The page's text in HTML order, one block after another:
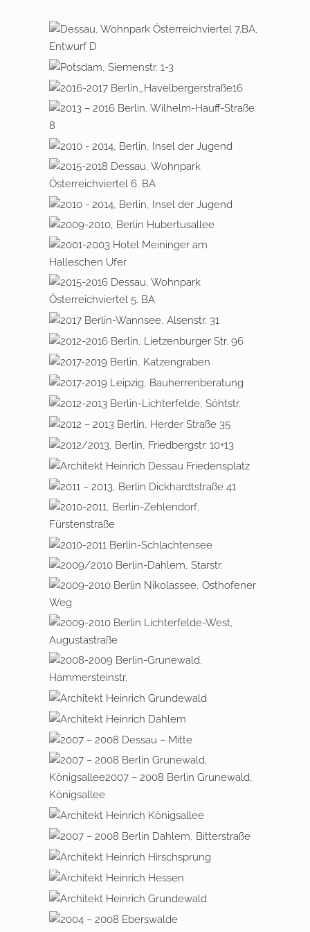
VERSORGUNGS­ZENTRUMS
2015-2018 DESSAU, WOHNPARK
ÖSTERREICHVIERTEL 7. BA
2020 – 2022 POTSDAM,
SIEMENSTRASSE 1 – 3
2016 – 2017 HAVELBERGER
STRASSE 16 / 16A
2013 – 2016 BERLIN, WILHELM-
2010 – 2014 BERLIN, INSEL DER
JUGEND
2015 – 2018 DESSAU,
WOHNPARK
ÖSTERREICHVIERTEL 6. BA
2009 – 2016 BERLIN,
SPORTHOTEL OLYMPIAPARK
2010 – 2011 BERLIN
HUBERTUSALLEE, WOHN-/
GESCHÄFTSHAUS
2001 – 2003 BERLIN
MEININGER
2015-2016 DESSAU, WOHNPARK
ÖSTERREICHVIERTEL 5. BA
2017 BERLIN-WANNSEE,
ALSENSTRASSE 31
2012 – 2016 BERLIN,
LIETZENBURGER STRASSE 96, 1
0719 BERLIN – C
HARLOTTENBURG
2017 – 2019 BERLIN,
KATZENGRABEN
2017 – 2018 LEIPZIG,
BAUHERRENBERATUNG
2012 – 2013, BERLIN-
LICHTERFELDE, SÖHTSTRASSE
2012 – 2013 BERLIN, HERDER
STRASSE 35
2012 – 2013 BERLIN,
FRIEDBERGSTRASSE 10+13
2011 – 2013 DESSAU, AM
FRIEDENSPLATZ
2011 – 2013, BERLIN
DIECKHARDTSTRASSE 41
2010 – 2011 BERLIN –
ZEHLENDORF,
FÜRSTENSTRASSE
2010 – 2011 BERLIN
SCHLACHTENSEE
2009 – 2010 BERLIN DAHLEM,
STARSTRASSE
2009 – 2010 BERLIN
NIKOLASSEE, OSTHOFENER
WEG
2009 – 2010 BERLIN
LICHTERFELDE – WEST,
AUGUSTASTRASSE
2008 – 2009 BERLIN
HAMMERSTEINSTRASSE
2008 – 2009 BERLIN
GRUNEWALD, RICHARD –
STRAUSS – STRASSE
2008 – 2009 BERLIN DAHLEM,
MIQUELSTRASSE
2007 – 2008 DESSAU – MITTE
2007 – 2008 BERLIN
GRUNEWALD, KÖNIGSALLEE
2007 – 2008 BERLIN
GRUNEWALD, KÖNIGSALLEE
2007 – 2008 BERLIN DAHLEM,
BITTERSTRASSE
2007 – 2008 BERLIN DAHLEM,
AM HIRSCHSPRUNG
2006 – 2007 HERBORN,
HESSEN
2006 – 2007 BERLIN DAHLEM,
HÜTTENWEG
2004 – 2008 EBERSWALDE